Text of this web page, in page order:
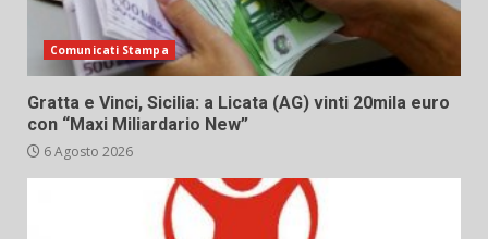
Comunicati Stampa
Gratta e Vinci, Sicilia: a Licata (AG) vinti 20mila euro
con “Maxi Miliardario New”
6 Agosto 2026